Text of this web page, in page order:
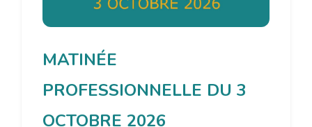
MATINÉE
PROFESSIONNELLE DU 3
OCTOBRE 2026